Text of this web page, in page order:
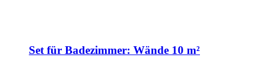
Set für Badezimmer: Wände 10 m²